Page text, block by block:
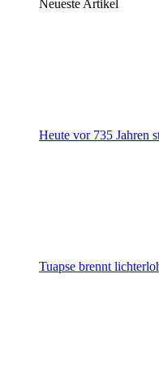
Neueste Artikel
Heute vor 735 Jahren
Tuapse brennt